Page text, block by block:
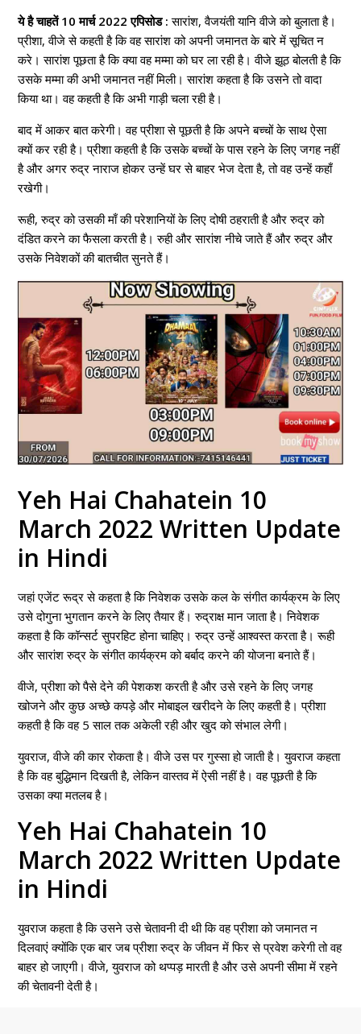
ये है चाहतें 10 मार्च 2022 एपिसोड :सारांश, वैजयंती यानि वीजे को बुलाता है।
प्रीशा, वीजे से कहती है कि वह सारांश को अपनी जमानत के बारे में सूचित न
करे। सारांश पूछता है कि क्या वह मम्मा को घर ला रही है। वीजे झूठ बोलती है कि
उसके मम्मा की अभी जमानत नहीं मिली। सारांश कहता है कि उसने तो वादा
किया था। वह कहती है कि अभी गाड़ी चला रही है।
बाद में आकर बात करेगी। वह प्रीशा से पूछती है कि अपने बच्चों के साथ ऐसा
क्यों कर रही है। प्रीशा कहती है कि उसके बच्चों के पास रहने के लिए जगह नहीं
है और अगर रुद्र नाराज होकर उन्हें घर से बाहर भेज देता है, तो वह उन्हें कहाँ
रखेगी।
रूही, रुद्र को उसकी माँ की परेशानियों के लिए दोषी ठहराती है और रुद्र को
दंडित करने का फैसला करती है। रुही और सारांश नीचे जाते हैं और रुद्र और
उसके निवेशकों की बातचीत सुनते हैं।
Yeh Hai Chahatein 10
March 2022 Written Update
in Hindi
जहां एजेंट रूद्र से कहता है कि निवेशक उसके कल के संगीत कार्यक्रम के लिए
उसे दोगुना भुगतान करने के लिए तैयार हैं। रुद्राक्ष मान जाता है। निवेशक
कहता है कि कॉन्सर्ट सुपरहिट होना चाहिए। रुद्र उन्हें आश्वस्त करता है। रूही
और सारांश रुद्र के संगीत कार्यक्रम को बर्बाद करने की योजना बनाते हैं।
वीजे, प्रीशा को पैसे देने की पेशकश करती है और उसे रहने के लिए जगह
खोजने और कुछ अच्छे कपड़े और मोबाइल खरीदने के लिए कहती है। प्रीशा
कहती है कि वह 5 साल तक अकेली रही और खुद को संभाल लेगी।
युवराज, वीजे की कार रोकता है। वीजे उस पर गुस्सा हो जाती है। युवराज कहता
है कि वह बुद्धिमान दिखती है, लेकिन वास्तव में ऐसी नहीं है। वह पूछती है कि
उसका क्या मतलब है।
Yeh Hai Chahatein 10
March 2022 Written Update
in Hindi
युवराज कहता है कि उसने उसे चेतावनी दी थी कि वह प्रीशा को जमानत न
दिलवाएं क्योंकि एक बार जब प्रीशा रुद्र के जीवन में फिर से प्रवेश करेगी तो वह
बाहर हो जाएगी। वीजे, युवराज को थप्पड़ मारती है और उसे अपनी सीमा में रहने
की चेतावनी देती है।